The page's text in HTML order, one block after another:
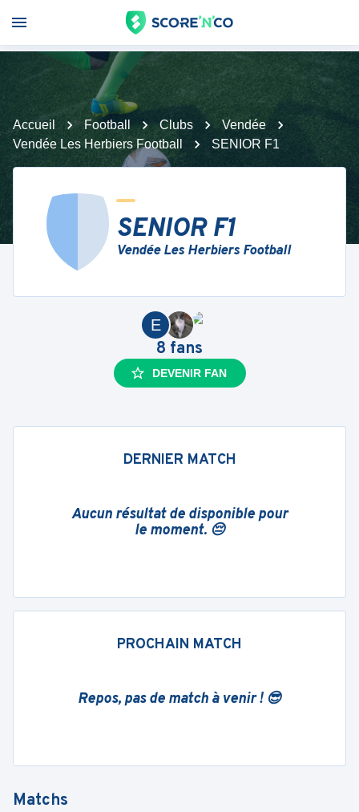
Accueil Football Clubs
Vendée
Vendée Les Herbiers Football
SENIOR F1
SENIOR F1
Vendée Les Herbiers Football
E
8 fans
DEVENIR FAN
DERNIER MATCH
Aucun résultat de disponible pour
le moment. 😔
PROCHAIN MATCH
Repos, pas de match à venir ! 😎
Matchs